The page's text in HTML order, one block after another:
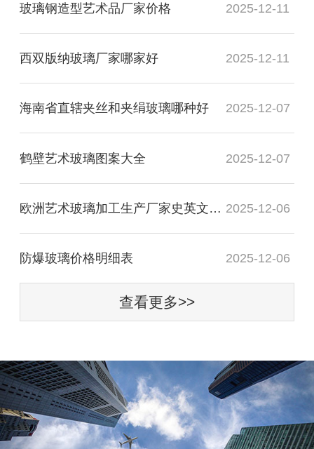
玻璃钢造型艺术品厂家价格 2025-12-11
西双版纳玻璃厂家哪家好 2025-12-11
海南省直辖夹丝和夹绢玻璃哪种好 2025-12-07
鹤壁艺术玻璃图案大全 2025-12-07
欧洲艺术玻璃加工生产厂家史英文名词解释 2025-12-06
防爆玻璃价格明细表 2025-12-06
查看更多>>